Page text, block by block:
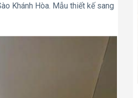
Khánh Hòa. Mẫu thiết kế sang